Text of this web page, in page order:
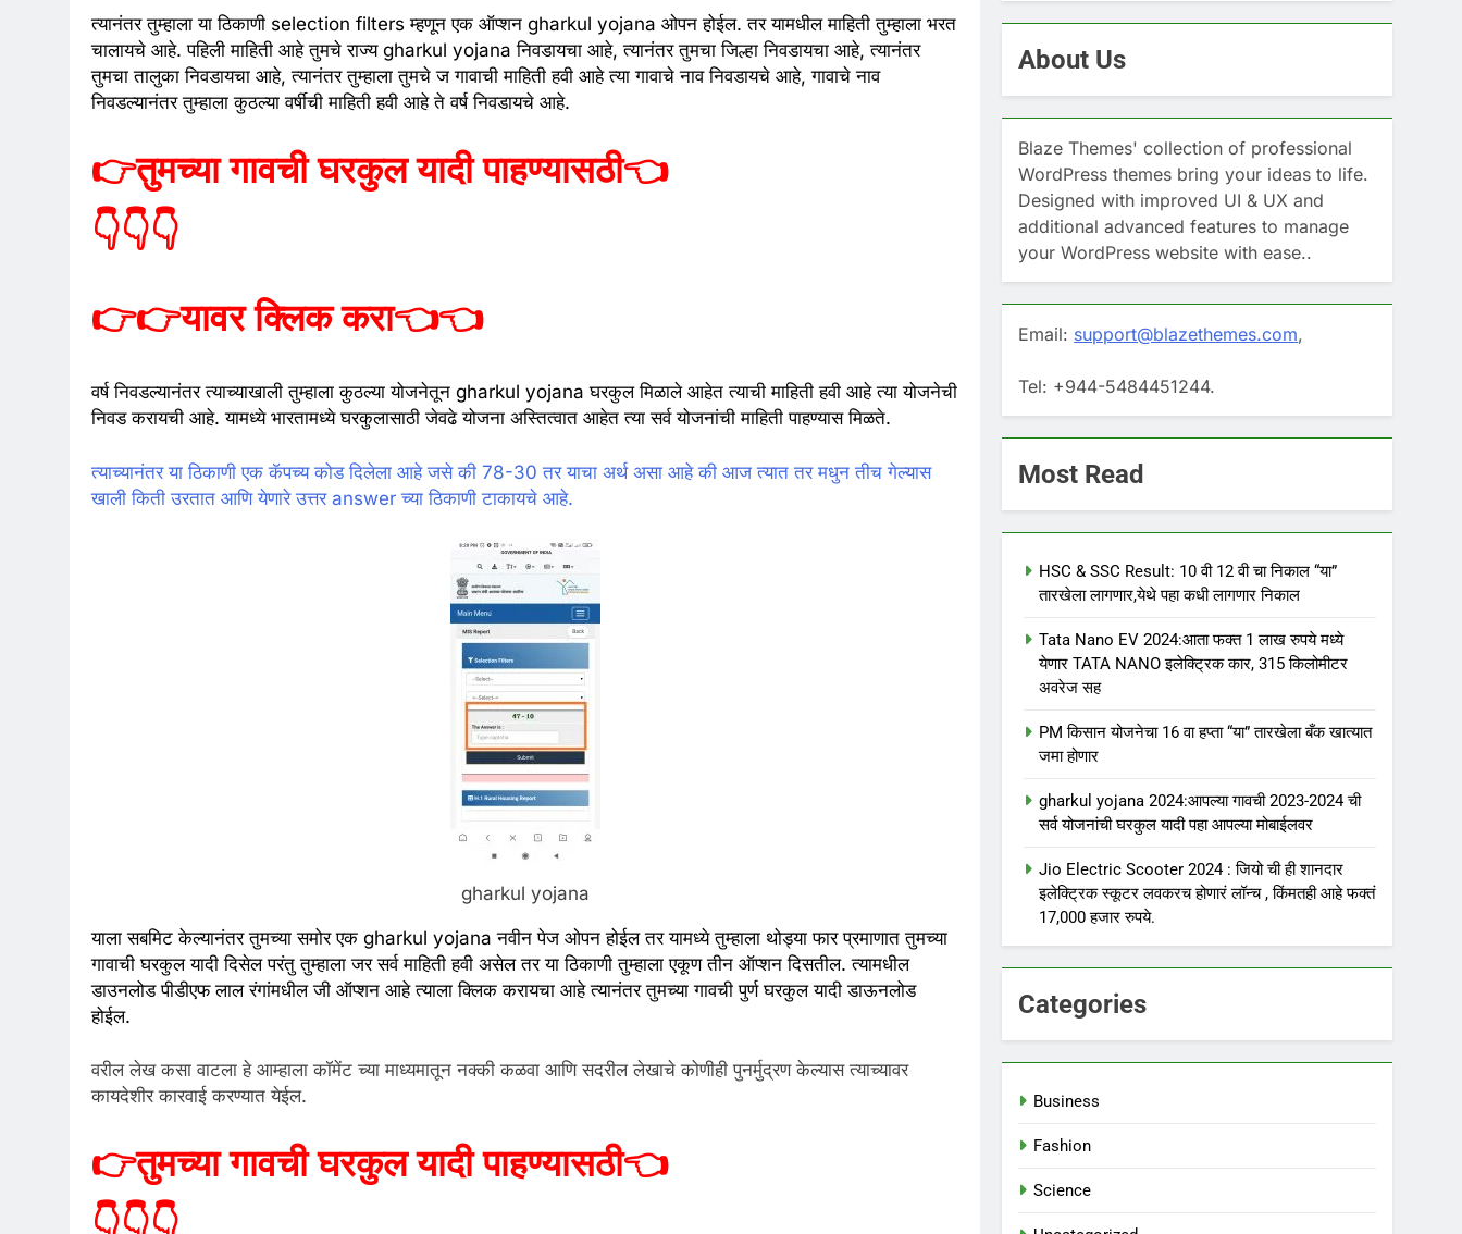
त्यानंतर तुम्हाला या ठिकाणी selection filters म्हणून एक ऑप्शन gharkul yojana ओपन होईल. तर यामधील माहिती तुम्हाला भरत
चालायचे आहे. पहिली माहिती आहे तुमचे राज्य gharkul yojana निवडायचा आहे, त्यानंतर तुमचा जिल्हा निवडायचा आहे, त्यानंतर
तुमचा तालुका निवडायचा आहे, त्यानंतर तुम्हाला तुमचे ज गावाची माहिती हवी आहे त्या गावाचे नाव निवडायचे आहे, गावाचे नाव
निवडल्यानंतर तुम्हाला कुठल्या वर्षीची माहिती हवी आहे ते वर्ष निवडायचे आहे.
👉तुमच्या गावची घरकुल यादी पाहण्यासठी👈
👇👇👇
👉👉यावर क्लिक करा👈👈
वर्ष निवडल्यानंतर त्याच्याखाली तुम्हाला कुठल्या योजनेतून gharkul yojana घरकुल मिळाले आहेत त्याची माहिती हवी आहे त्या योजनेची
निवड करायची आहे. यामध्ये भारतामध्ये घरकुलासाठी जेवढे योजना अस्तित्वात आहेत त्या सर्व योजनांची माहिती पाहण्यास मिळते.
त्याच्यानंतर या ठिकाणी एक कॅपच्य कोड दिलेला आहे जसे की 78-30 तर याचा अर्थ असा आहे की आज त्यात तर मधुन तीच गेल्यास
खाली किती उरतात आणि येणारे उत्तर answer च्या ठिकाणी टाकायचे आहे.
gharkul yojana
याला सबमिट केल्यानंतर तुमच्या समोर एक gharkul yojana नवीन पेज ओपन होईल तर यामध्ये तुम्हाला थोड्या फार प्रमाणात तुमच्या
गावाची घरकुल यादी दिसेल परंतु तुम्हाला जर सर्व माहिती हवी असेल तर या ठिकाणी तुम्हाला एकूण तीन ऑप्शन दिसतील. त्यामधील
डाउनलोड पीडीएफ लाल रंगांमधील जी ऑप्शन आहे त्याला क्लिक करायचा आहे त्यानंतर तुमच्या गावची पुर्ण घरकुल यादी डाऊनलोड
होईल.
वरील लेख कसा वाटला हे आम्हाला कॉमेंट च्या माध्यमातून नक्की कळवा आणि सदरील लेखाचे कोणीही पुनर्मुद्रण केल्यास त्याच्यावर
कायदेशीर कारवाई करण्यात येईल.
👉तुमच्या गावची घरकुल यादी पाहण्यासठी👈
👇👇👇
About Us
Blaze Themes' collection of professional
WordPress themes bring your ideas to life.
Designed with improved UI & UX and
additional advanced features to manage
your WordPress website with ease..
Email: support@blazethemes.com,
Tel: +944-5484451244.
Most Read
HSC & SSC Result: 10 वी 12 वी चा निकाल “या”
तारखेला लागणार,येथे पहा कधी लागणार निकाल
Tata Nano EV 2024:आता फक्त 1 लाख रुपये मध्ये
येणार TATA NANO इलेक्ट्रिक कार, 315 किलोमीटर
अवरेज सह
PM किसान योजनेचा 16 वा हप्ता “या” तारखेला बँक खात्यात
जमा होणार
gharkul yojana 2024:आपल्या गावची 2023-2024 ची
सर्व योजनांची घरकुल यादी पहा आपल्या मोबाईलवर
Jio Electric Scooter 2024 : जियो ची ही शानदार
इलेक्ट्रिक स्कूटर लवकरच होणारं लॉन्च , किंमतही आहे फक्तं
17,000 हजार रुपये.
Categories
Business
Fashion
Science